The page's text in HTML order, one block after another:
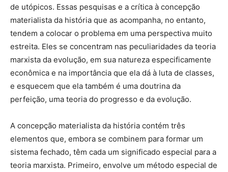
de utópicos. Essas pesquisas e a crítica à concepção
materialista da história que as acompanha, no entanto,
tendem a colocar o problema em uma perspectiva muito
estreita. Eles se concentram nas peculiaridades da teoria
marxista da evolução, em sua natureza especificamente
econômica e na importância que ela dá à luta de classes,
e esquecem que ela também é uma doutrina da
perfeição, uma teoria do progresso e da evolução.
A concepção materialista da história contém três
elementos que, embora se combinem para formar um
sistema fechado, têm cada um significado especial para a
teoria marxista. Primeiro, envolve um método especial de